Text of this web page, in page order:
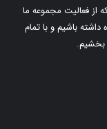
از فعالیت مجموعه ما
بیش از ۹۰ بازدیدکننده داشته باشیم و با تمام
بخشیم.